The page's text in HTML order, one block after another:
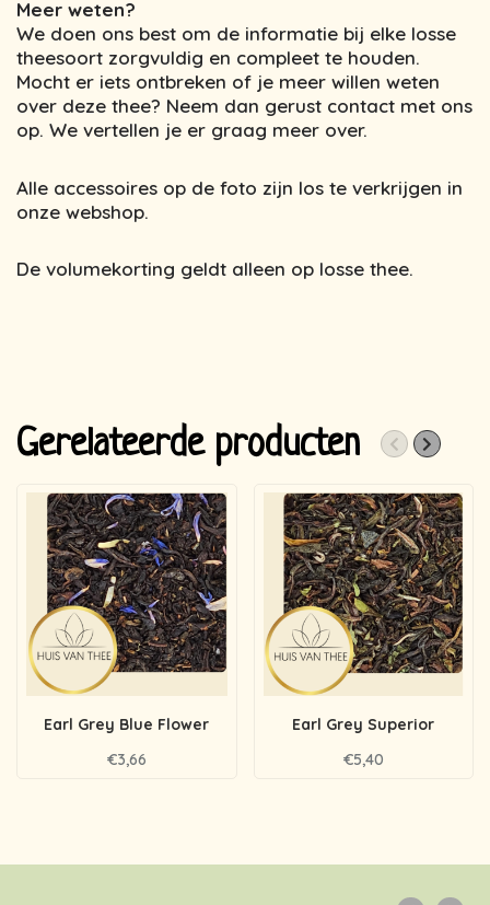
Meer weten?
We doen ons best om de informatie bij elke losse
theesoort zorgvuldig en compleet te houden.
Mocht er iets ontbreken of je meer willen weten
over deze thee? Neem dan gerust contact met ons
op. We vertellen je er graag meer over.
Alle accessoires op de foto zijn los te verkrijgen in
onze webshop.
De volumekorting geldt alleen op losse thee.
Gerelateerde producten
Earl Grey Blue Flower
€3,66
Earl Grey Superior
€5,40